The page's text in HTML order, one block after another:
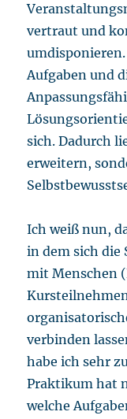
vertraut und
umdisponieren.
Aufgaben und
sich. Dadurch
erweitern,
Ich weiß nun,
in dem sich
mit Menschen
verbinden
habe ich sehr
Praktikum hat
welche